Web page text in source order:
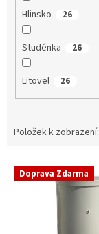
Hlinsko 26
Studénka 26
Litovel 26
Položek k zobrazení:
V Doprava Zdarma